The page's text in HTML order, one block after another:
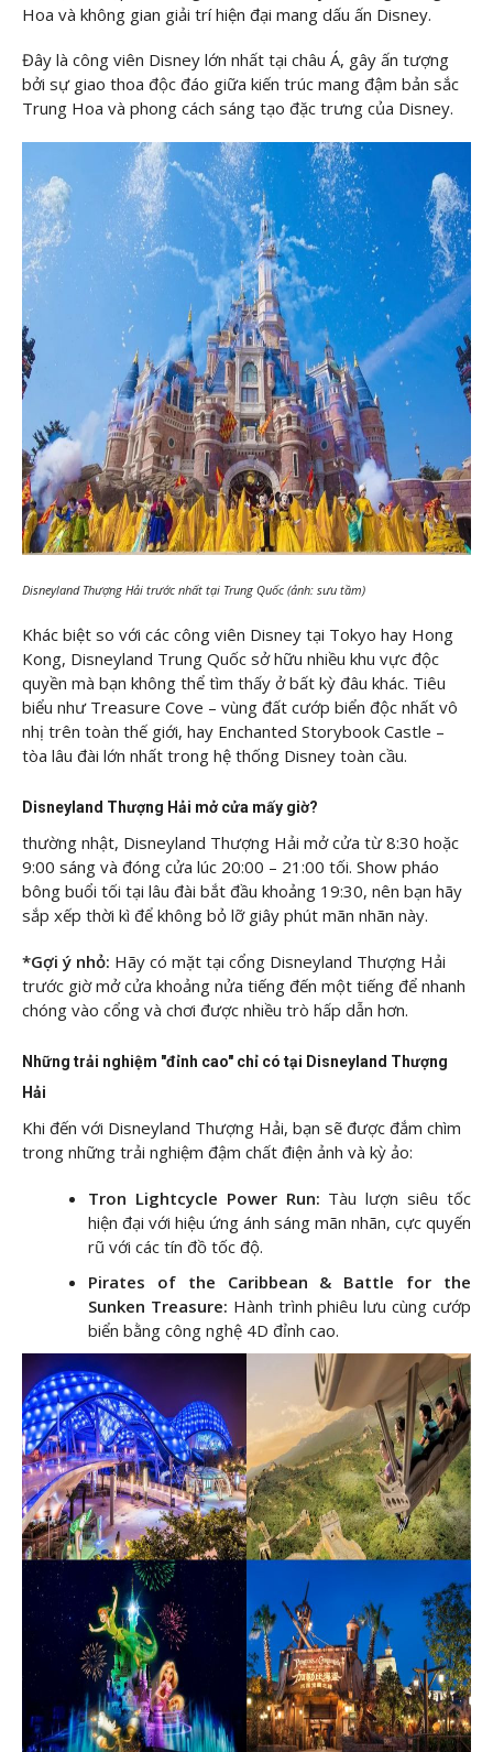
Hoa và không gian giải trí hiện đại mang dấu ấn Disney.
Đây là công viên Disney lớn nhất tại châu Á, gây ấn tượng
bởi sự giao thoa độc đáo giữa kiến trúc mang đậm bản sắc
Trung Hoa và phong cách sáng tạo đặc trưng của Disney.
Disneyland Thượng Hải trước nhất tại Trung Quốc (ảnh: sưu tầm)
Khác biệt so với các công viên Disney tại Tokyo hay Hong
Kong, Disneyland Trung Quốc sở hữu nhiều khu vực độc
quyền mà bạn không thể tìm thấy ở bất kỳ đâu khác. Tiêu
biểu như Treasure Cove – vùng đất cướp biển độc nhất vô
nhị trên toàn thế giới, hay Enchanted Storybook Castle –
tòa lâu đài lớn nhất trong hệ thống Disney toàn cầu.
Disneyland Thượng Hải mở cửa mấy giờ?
thường nhật, Disneyland Thượng Hải mở cửa từ 8:30 hoặc
9:00 sáng và đóng cửa lúc 20:00 – 21:00 tối. Show pháo
bông buổi tối tại lâu đài bắt đầu khoảng 19:30, nên bạn hãy
sắp xếp thời kì để không bỏ lỡ giây phút mãn nhãn này.
*Gợi ý nhỏ: Hãy có mặt tại cổng Disneyland Thượng Hải
trước giờ mở cửa khoảng nửa tiếng đến một tiếng để nhanh
chóng vào cổng và chơi được nhiều trò hấp dẫn hơn.
Những trải nghiệm "đỉnh cao" chỉ có tại Disneyland Thượng
Hải
Khi đến với Disneyland Thượng Hải, bạn sẽ được đắm chìm
trong những trải nghiệm đậm chất điện ảnh và kỳ ảo:
Tron Lightcycle Power Run: Tàu lượn siêu tốc
hiện đại với hiệu ứng ánh sáng mãn nhãn, cực quyến
rũ với các tín đồ tốc độ.
Pirates of the Caribbean & Battle for the
Sunken Treasure: Hành trình phiêu lưu cùng cướp
biển bằng công nghệ 4D đỉnh cao.